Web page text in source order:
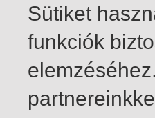
Sütiket
funkciók